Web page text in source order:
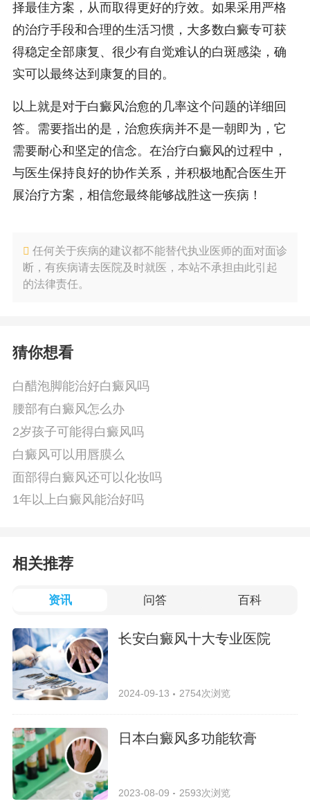
择最佳方案，从而取得更好的疗效。如果采用严格
的治疗手段和合理的生活习惯，大多数白癜专可获
得稳定全部康复、很少有自觉难认的白斑感染，确
实可以最终达到康复的目的。
以上就是对于白癜风治愈的几率这个问题的详细回
答。需要指出的是，治愈疾病并不是一朝即为，它
需要耐心和坚定的信念。在治疗白癜风的过程中，
与医生保持良好的协作关系，并积极地配合医生开
展治疗方案，相信您最终能够战胜这一疾病！
任何关于疾病的建议都不能替代执业医师的面对面诊
断，有疾病请去医院及时就医，本站不承担由此引起
的法律责任。
猜你想看
白醋泡脚能治好白癜风吗
腰部有白癜风怎么办
2岁孩子可能得白癜风吗
白癜风可以用唇膜么
面部得白癜风还可以化妆吗
1年以上白癜风能治好吗
相关推荐
资讯 问答 百科
长安白癜风十大专业医院
2024-09-13 2754次浏览
日本白癜风多功能软膏
2023-08-09 2593次浏览